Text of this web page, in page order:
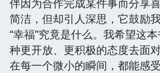
伴因为合作完成某件事而分享
简洁，但却引人深思，它鼓励
“幸福”究竟是什么。我希望这
种更开放、更积极的态度去面
在每一个微小的瞬间，都能感